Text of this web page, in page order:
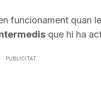
funcionament quan
que hi ha
PUBLICITAT